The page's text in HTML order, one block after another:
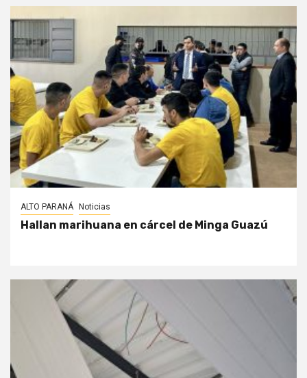
ALTO PARANÁ Noticias
Hallan marihuana en cárcel de Minga Guazú